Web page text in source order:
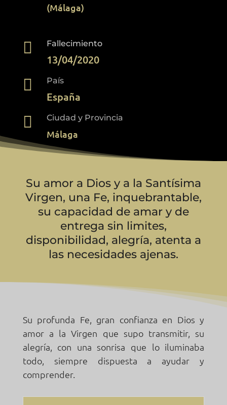
(Málaga)
 Fallecimiento
13/04/2020
 País
España
 Ciudad y Provincia
Málaga
Su amor a Dios y a la Santísima
Virgen, una Fe, inquebrantable,
su capacidad de amar y de
entrega sin limites,
disponibilidad, alegría, atenta a
las necesidades ajenas.
Su profunda Fe, gran confianza en Dios y
amor a la Virgen que supo transmitir, su
alegría, con una sonrisa que lo iluminaba
todo, siempre dispuesta a ayudar y
comprender.